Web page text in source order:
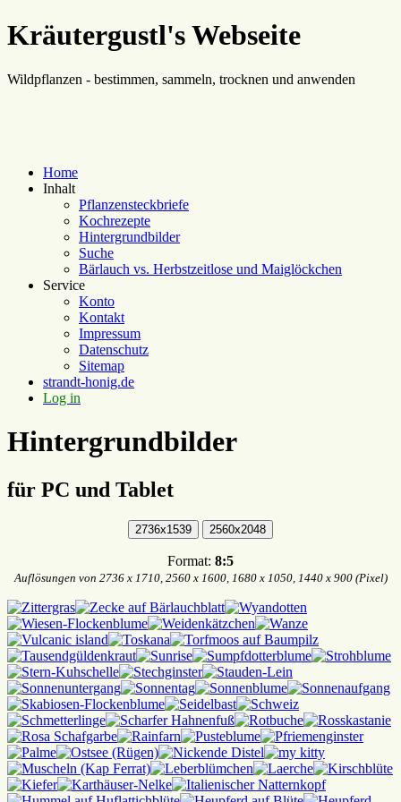
Kräutergustl's Webseite
Wildpflanzen - bestimmen, sammeln, trocknen und anwenden
Home
Inhalt
Pflanzensteckbriefe
Kochrezepte
Hintergrundbilder
Suche
Bärlauch vs. Herbstzeitlose und Maiglöckchen
Service
Konto
Kontakt
Impressum
Datenschutz
Sitemap
strandt-honig.de
Log in
Hintergrundbilder
für PC und Tablet
Format: 8:5
Auflösungen von 2736 x 1710, 2560 x 1600, 1680 x 1050, 1440 x 900 (Pixel)